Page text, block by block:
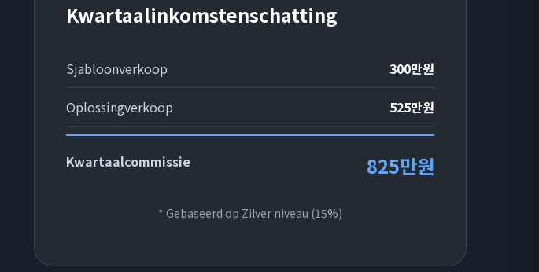
Kwartaalinkomstenschatting
Sjabloonverkoop 300만원
Oplossingverkoop 525만원
Kwartaalcommissie 825만원
* Gebaseerd op Zilver niveau (15%)